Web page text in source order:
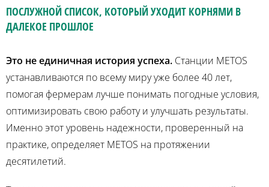
ПОСЛУЖНОЙ СПИСОК, КОТОРЫЙ УХОДИТ КОРНЯМИ В
ДАЛЕКОЕ ПРОШЛОЕ
Это не единичная история успеха. Станции METOS
устанавливаются по всему миру уже более 40 лет,
помогая фермерам лучше понимать погодные условия,
оптимизировать свою работу и улучшать результаты.
Именно этот уровень надежности, проверенный на
практике, определяет METOS на протяжении
десятилетий.